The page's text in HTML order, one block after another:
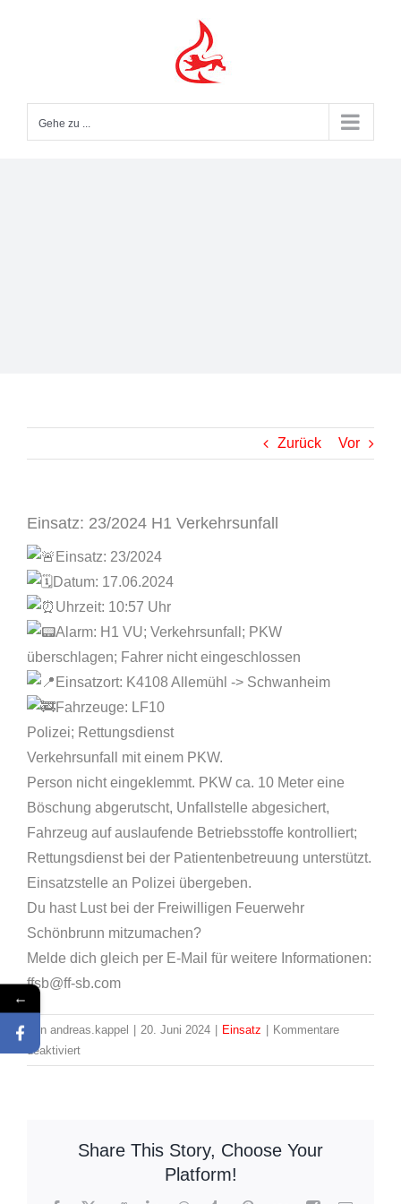
Gehe zu ...
Zurück Vor
Einsatz: 23/2024 H1 Verkehrsunfall
Einsatz: 23/2024
Datum: 17.06.2024
Uhrzeit: 10:57 Uhr
Alarm: H1 VU; Verkehrsunfall; PKW
überschlagen; Fahrer nicht eingeschlossen
Einsatzort: K4108 Allemühl -> Schwanheim
Fahrzeuge: LF10
Polizei; Rettungsdienst
Verkehrsunfall mit einem PKW.
Person nicht eingeklemmt. PKW ca. 10 Meter eine
Böschung abgerutscht, Unfallstelle abgesichert,
Fahrzeug auf auslaufende Betriebsstoffe kontrolliert;
Rettungsdienst bei der Patientenbetreuung unterstützt.
Einsatzstelle an Polizei übergeben.
Du hast Lust bei der Freiwilligen Feuerwehr
Schönbrunn mitzumachen?
Melde dich gleich per E-Mail für weitere Informationen:
ffsb@ff-sb.com
Von andreas.kappel 20. Juni 2024 Einsatz
Kommentare
deaktiviertfür
Einsatz:
Share This Story, Choose Your
Platform!
←